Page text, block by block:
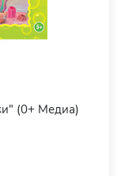
(0+ Медиа)